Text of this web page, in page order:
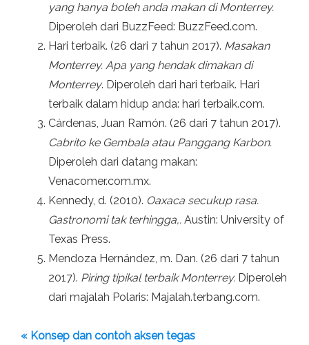
yang hanya boleh anda makan di Monterrey.
Diperoleh dari BuzzFeed: BuzzFeed.com.
Hari terbaik. (26 dari 7 tahun 2017). Masakan
Monterrey. Apa yang hendak dimakan di
Monterrey. Diperoleh dari hari terbaik. Hari
terbaik dalam hidup anda: hari terbaik.com.
Cárdenas, Juan Ramón. (26 dari 7 tahun 2017).
Cabrito ke Gembala atau Panggang Karbon.
Diperoleh dari datang makan:
Venacomer.com.mx.
Kennedy, d. (2010). Oaxaca secukup rasa.
Gastronomi tak terhingga,. Austin: University of
Texas Press.
Mendoza Hernández, m. Dan. (26 dari 7 tahun
2017). Piring tipikal terbaik Monterrey. Diperoleh
dari majalah Polaris: Majalah.terbang.com.
« Konsep dan contoh aksen tegas